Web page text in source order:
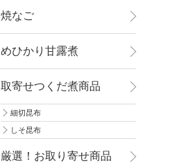
焼なご
めひかり甘露煮
取寄せつくだ煮商品
細切昆布
しそ昆布
厳選！お取り寄せ商品